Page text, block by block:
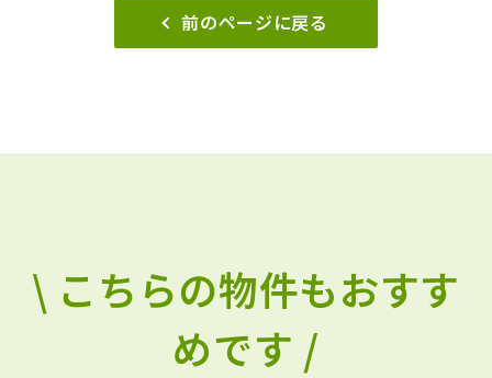
前のページに戻る
\ こちらの物件もおすす
めです /